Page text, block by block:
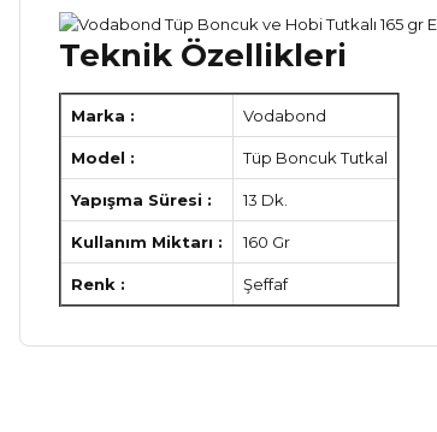
Teknik Özellikleri
Marka : Vodabond
Model : Tüp Boncuk Tutkal
Yapışma Süresi : 13 Dk.
Kullanım Miktarı : 160 Gr
Renk : Şeffaf